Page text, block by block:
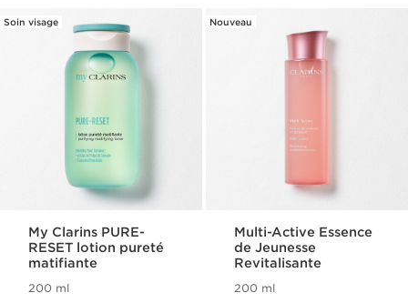
Soin visage
My Clarins PURE-
RESET lotion pureté
matifiante
200 ml
Nouveau
Multi-Active Essence
de Jeunesse
Revitalisante
200 ml